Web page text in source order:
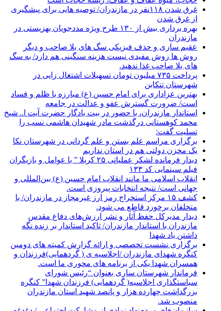
غرق شدن ۱۱۸نفر در مازندران/ توصيه هايی برای پيشگيری
از غرق شدن
بهره برداری بیش از ۱۳۰ طرح ویژه مددجویان بهزیستی در
مازندران
عقیم سازی و حذف فیزیکی سگ های بلا صاحب و دیگر
روش ها روش مفیدی نیست هزینه سنگینی هم دارد/ به سگ
های بلا صاحب غذا ندهید.
پرداخت ۷۳۵ میلیون تومان تسهیلات اشتغال زایی در
شهرستان تنکابن
بهترین عزاداری برای امام حسین (ع) مبارزه با ظلم و فساد
است/ ضرورت گسترش عفو و عدالت در جامعه
استاندار مازندران، با حضور در بیت یادگار حضرت آیت ا.. شیخ
محمد کوهستانی درگذشت مادر شهیدان هاشمی نسب را
تسلیت گفت:
برگزاری مراسم علم بستن و علم گردانی در شهرستان نکا
یک مخزن دولتی هم در استان نداریم
دیدار فرمانده لشکر عملیاتی ۲۵ کربلا ” با عوامل و بازیگران
فیلم سینمایی کد ۱۳۳
انقلاب اسلامی ما مانند انقلاب امام حسین (ع) بین‌المللی و
جهانی است/ نتیجه انتخابات پیروزی است.
کشف ۱۵ مرکز استخراج رمز ارز غیرمجاز در مازندران/ با
متخلفان برخورد قاطع می شود.
دیدار مدیرکل حفظ آثار و نشر ارزش‌های دفاع مقدس
مازندران با استاندار مازندران/ تاکید استاندار بر زنده نگه
داشتن یاد شهدا
برگزاری نشست تخصصی و ارائه گزارش کمیته های دومین
کنگره شهدای مازندران /اجلاسیه ی ( گردهمایی)فرزندان و
همسران شهدا یکی از برنامه های محوری ما است.
فرماندار شهرستان ساری بعنوان “رئیس شورای
سیاستگذاری اجلاسیه( گردهمایی) فرزندان شهدا” کنگره
بزرگداشت چهارده هزار و پانصد شهید استان مازندران
منصوب شد.